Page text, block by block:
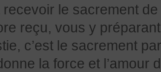
recevoir le sacrement
reçu, vous y
c’est le sacrement
la force et l’amour